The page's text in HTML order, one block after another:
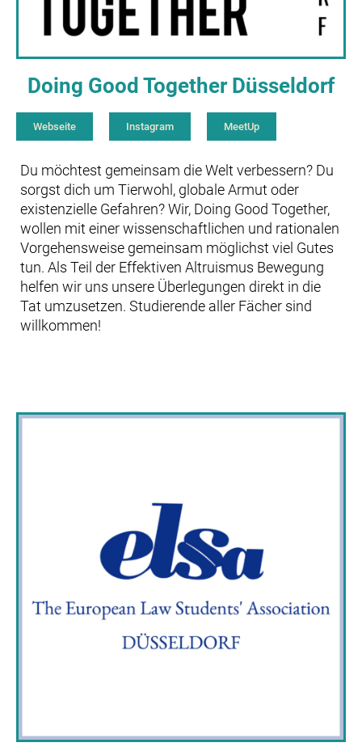
Doing Good Together Düsseldorf
Webseite Instagram MeetUp
Du möchtest gemeinsam die Welt verbessern? Du
sorgst dich um Tierwohl, globale Armut oder
existenzielle Gefahren? Wir, Doing Good Together,
wollen mit einer wissenschaftlichen und rationalen
Vorgehensweise gemeinsam möglichst viel Gutes
tun. Als Teil der Effektiven Altruismus Bewegung
helfen wir uns unsere Überlegungen direkt in die
Tat umzusetzen. Studierende aller Fächer sind
willkommen!